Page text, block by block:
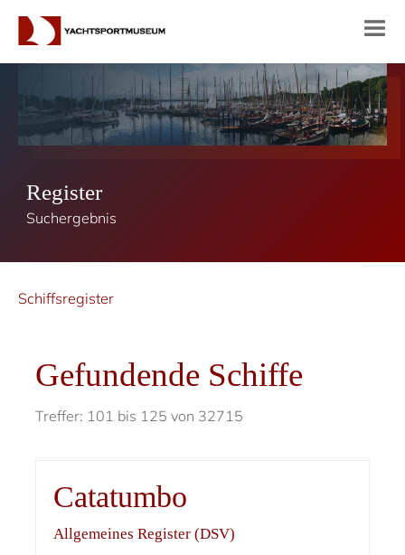
Register
Suchergebnis
Schiffsregister
Gefundende Schiffe
Treffer: 101 bis 125 von 32715
Catatumbo
Allgemeines Register (DSV)